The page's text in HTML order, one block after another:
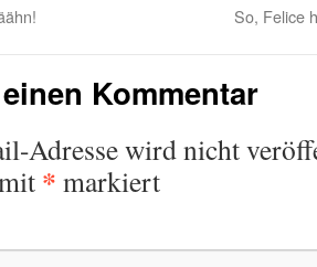
So, Felice
Kommentar
Adresse wird nicht
* markiert